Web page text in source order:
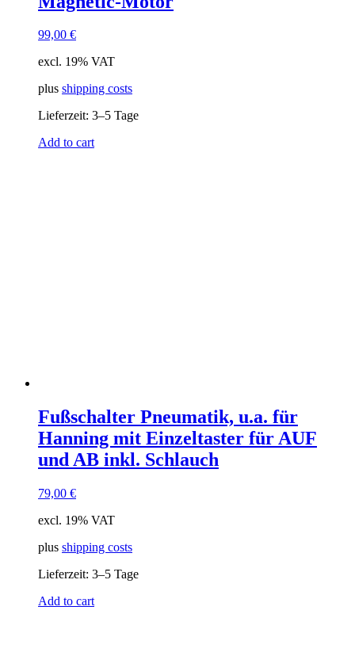
99,00 €
excl. 19% VAT
plus shipping costs
Lieferzeit: 3–5 Tage
Add to cart
Fußschalter Pneumatik, u.a. für
Hanning mit Einzeltaster für AUF
und AB inkl. Schlauch
79,00 €
excl. 19% VAT
plus shipping costs
Lieferzeit: 3–5 Tage
Add to cart